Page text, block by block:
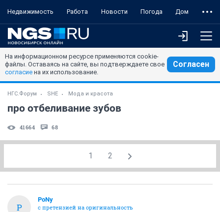
Недвижимость Работа Новости Погода Дом
На информационном ресурсе применяются cookie-
файлы. Оставаясь на сайте, вы подтверждаете свое
согласие на их использование.
Согласен
НГС.Форум SHE Мода и красота
про отбеливание зубов
41664 68
1 2
P
PoNy
с претензией на оригинальность